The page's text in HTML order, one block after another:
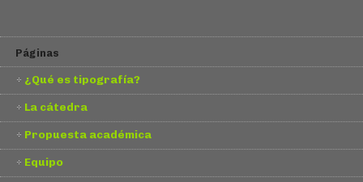
Páginas
¿Qué es tipografía?
La cátedra
Propuesta académica
Equipo